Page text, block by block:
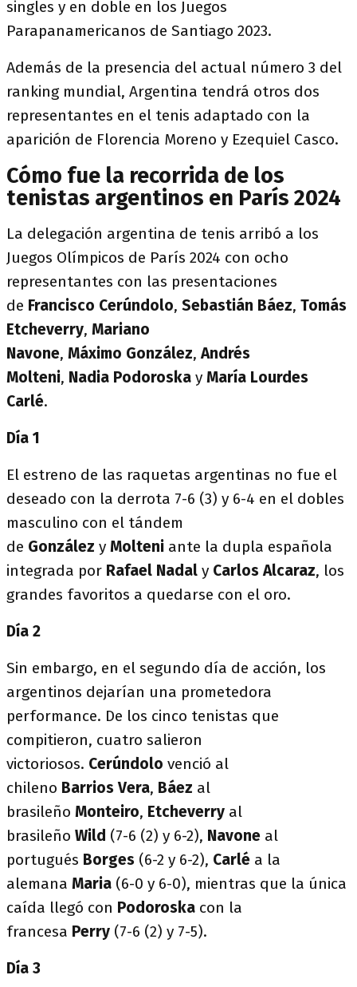
singles y en doble en los Juegos
Parapanamericanos de Santiago 2023.
Además de la presencia del actual número 3 del
ranking mundial, Argentina tendrá otros dos
representantes en el tenis adaptado con la
aparición de Florencia Moreno y Ezequiel Casco.
Cómo fue la recorrida de los
tenistas argentinos en París 2024
La delegación argentina de tenis arribó a los
Juegos Olímpicos de París 2024 con ocho
representantes con las presentaciones
de Francisco Cerúndolo, Sebastián Báez, Tomás
Etcheverry, Mariano
Navone, Máximo González,Andrés
Molteni, Nadia Podoroska y María Lourdes
Carlé.
Día 1
El estreno de las raquetas argentinas no fue el
deseado con la derrota 7-6 (3) y 6-4 en el dobles
masculino con el tándem
de González y Molteni ante la dupla española
integrada por Rafael Nadal y Carlos Alcaraz, los
grandes favoritos a quedarse con el oro.
Día 2
Sin embargo, en el segundo día de acción, los
argentinos dejarían una prometedora
performance. De los cinco tenistas que
compitieron, cuatro salieron
victoriosos. Cerúndolo venció al
chileno Barrios Vera, Báez al
brasileño Monteiro, Etcheverry al
brasileño Wild (7-6 (2) y 6-2), Navone al
portugués Borges (6-2 y 6-2), Carlé a la
alemana Maria (6-0 y 6-0), mientras que la única
caída llegó con Podoroska con la
francesa Perry (7-6 (2) y 7-5).
Día 3